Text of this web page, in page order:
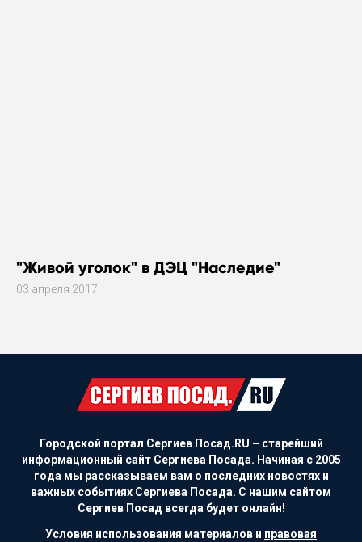
"Живой уголок" в ДЭЦ "Наследие"
03 апреля 2017
Городской портал Сергиев Посад.RU – старейший
информационный сайт Сергиева Посада. Начиная с 2005
года мы рассказываем вам о последних новостях и
важных событиях Сергиева Посада. С нашим сайтом
Сергиев Посад всегда будет онлайн!
Условия использования материалов и правовая